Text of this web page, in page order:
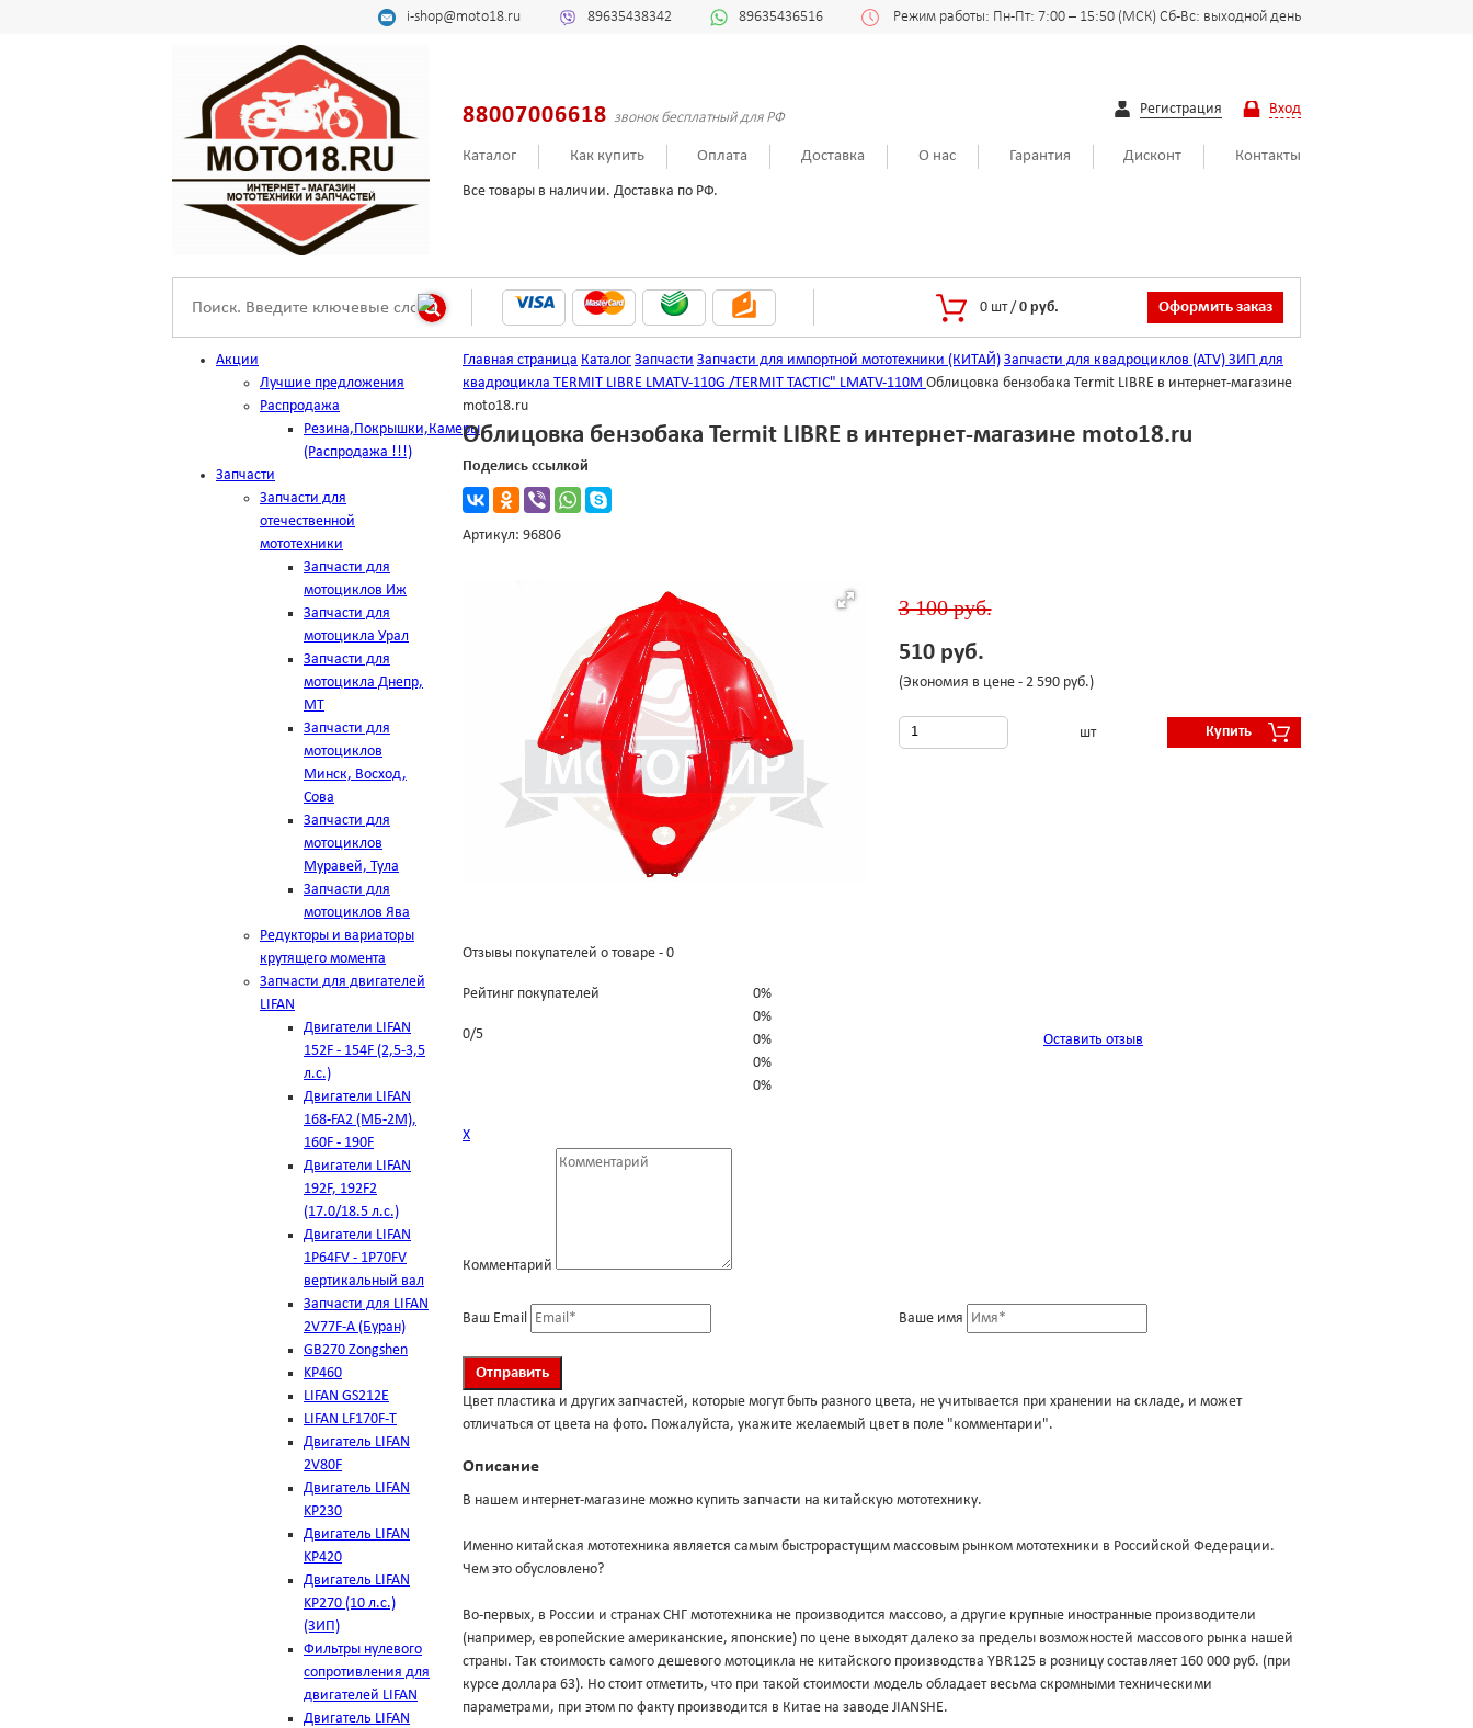
i-shop@moto18.ru 89635438342 89635436516 Режим работы: Пн-Пт: 7:00 – 15:50 (МСК) Сб-Вс: выходной день
88007006618 звонок бесплатный для РФ
Регистрация Вход
Каталог Как купить Оплата Доставка О нас Гарантия Дисконт Контакты
Все товары в наличии. Доставка по РФ.
0 шт / 0 руб. Оформить заказ
Акции
Лучшие предложения
Распродажа
Резина,Покрышки,Камеры
(Распродажа !!!)
Запчасти
Запчасти для
отечественной
мототехники
Запчасти для
мотоциклов Иж
Запчасти для
мотоцикла Урал
Запчасти для
мотоцикла Днепр,
МТ
Запчасти для
мотоциклов
Минск, Восход,
Сова
Запчасти для
мотоциклов
Муравей, Тула
Запчасти для
мотоциклов Ява
Редукторы и вариаторы
крутящего момента
Запчасти для двигателей
LIFAN
Двигатели LIFAN
152F - 154F (2,5-3,5
л.с.)
Двигатели LIFAN
168-FA2 (МБ-2М),
160F - 190F
Двигатели LIFAN
192F, 192F2
(17.0/18.5 л.с.)
Двигатели LIFAN
1Р64FV - 1Р70FV
вертикальный вал
Запчасти для LIFAN
2V77F-A (Буран)
GB270 Zongshen
KP460
LIFAN GS212E
LIFAN LF170F-T
Двигатель LIFAN
2V80F
Двигатель LIFAN
KP230
Двигатель LIFAN
KP420
Двигатель LIFAN
KP270 (10 л.с.)
(ЗИП)
Фильтры нулевого
сопротивления для
двигателей LIFAN
Двигатель LIFAN
Главная страница Каталог Запчасти Запчасти для импортной мототехники (КИТАЙ) Запчасти для квадроциклов (ATV) ЗИП для
квадроцикла TERMIT LIBRE LMATV-110G /TERMIT TACTIC" LMATV-110M Облицовка бензобака Termit LIBRE в интернет-магазине
moto18.ru
Облицовка бензобака Termit LIBRE в интернет-магазине moto18.ru
Поделись ссылкой
Артикул: 96806
3 100 руб.
510 руб.
(Экономия в цене - 2 590 руб.)
шт Купить
Отзывы покупателей о товаре - 0
Рейтинг покупателей
0/5
0%
0%
0%
0%
0%
Оставить отзыв
Х
Комментарий
Ваш Email Ваше имя
Цвет пластика и других запчастей, которые могут быть разного цвета, не учитывается при хранении на складе, и может
отличаться от цвета на фото. Пожалуйста, укажите желаемый цвет в поле "комментарии".
Описание
В нашем интернет-магазине можно купить запчасти на китайскую мототехнику.
Именно китайская мототехника является самым быстрорастущим массовым рынком мототехники в Российской Федерации.
Чем это обусловлено?
Во-первых, в России и странах СНГ мототехника не производится массово, а другие крупные иностранные производители
(например, европейские американские, японские) по цене выходят далеко за пределы возможностей массового рынка нашей
страны. Так стоимость самого дешевого мотоцикла не китайского производства YBR125 в розницу составляет 160 000 руб. (при
курсе доллара 63). Но стоит отметить, что при такой стоимости модель обладает весьма скромными техническими
параметрами, при этом по факту производится в Китае на заводе JIANSHE.